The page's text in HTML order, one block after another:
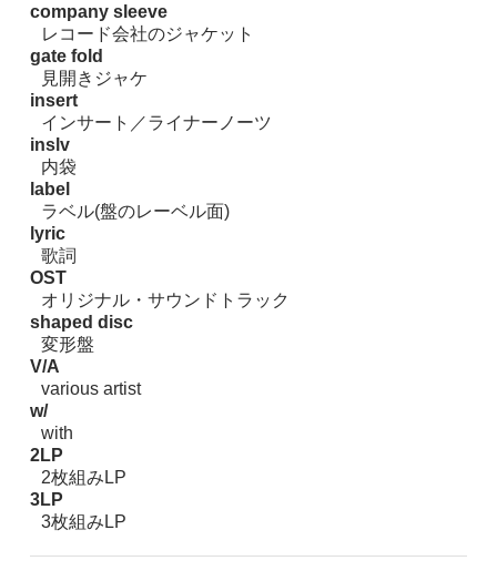
company sleeve
レコード会社のジャケット
gate fold
見開きジャケ
insert
インサート／ライナーノーツ
inslv
内袋
label
ラベル(盤のレーベル面)
lyric
歌詞
OST
オリジナル・サウンドトラック
shaped disc
変形盤
V/A
various artist
w/
with
2LP
2枚組みLP
3LP
3枚組みLP